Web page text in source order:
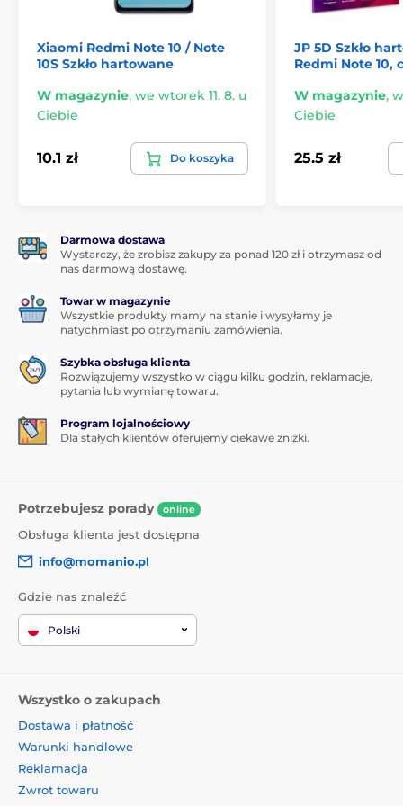
smartfona będzie naprawdę proste.
Idealna przyczepność
hartowanych,cała powierzchnia5D szkła
hartowanego jest
pokryta klejem adhezyjnym, co
całej powierzchni . Nie ma więc ryzyka odklejania się
krawędzi lub ich odstawania.
1x ochronne szkło hartowane
1x sucha ściereczka
1x usuwa kurz
Xiaomi Redmi Note 10 / Note
10S Szkło hartowane
W magazynie, we wtorek 11. 8. u
Ciebie
10.1 zł Do koszyka
JP 5D Szkło
Redmi Note 10,
W magazynie,
Ciebie
25.5 zł
Darmowa dostawa
Wystarczy, że zrobisz zakupy za ponad 120 zł i otrzymasz od
nas darmową dostawę.
Towar w magazynie
Wszystkie produkty mamy na stanie i wysyłamy je
natychmiast po otrzymaniu zamówienia.
Szybka obsługa klienta
Rozwiązujemy wszystko w ciągu kilku godzin, reklamacje,
pytania lub wymianę towaru.
Program lojalnościowy
Dla stałych klientów oferujemy ciekawe zniżki.
Potrzebujesz porady online
Obsługa klienta jest dostępna
info@momanio.pl
Gdzie nas znaleźć
Polski
Wszystko o zakupach
Dostawa i płatność
Warunki handlowe
Reklamacja
Zwrot towaru